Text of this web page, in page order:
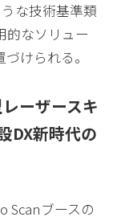
な技術基準類
的なソリュー
けられる。
ーザースキ
DX新時代の
Scanブースの